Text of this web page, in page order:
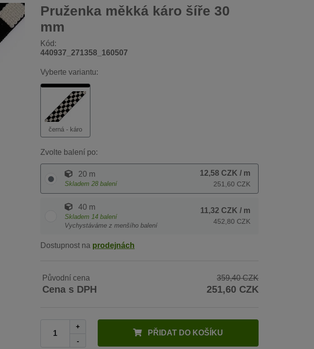
Pruženka měkká káro šíře 30
mm
Kód:
440937_271358_160507
Vyberte variantu:
černá - káro
Zvolte balení po:
20 m
Skladem 28 balení
12,58 CZK / m
251,60 CZK
40 m
Skladem 14 balení
Vychystáváme z menšího balení
11,32 CZK / m
452,80 CZK
Dostupnost na prodejnách
Původní cena 359,40 CZK
Cena s DPH 251,60 CZK
+
-
PŘIDAT DO KOŠÍKU